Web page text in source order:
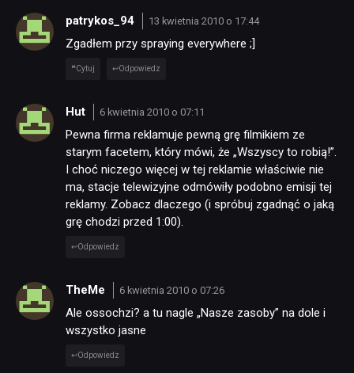
patrykos_94 13 kwietnia 2010 o 17:44
Zgadłem przy spraying everywhere ;]
Cytuj Odpowiedz
Hut 6 kwietnia 2010 o 07:11
Pewna firma reklamuje pewną grę filmikiem ze
starym facetem, który mówi, że „Wszyscy to robią!”.
I choć niczego więcej w tej reklamie właściwie nie
ma, stacje telewizyjne odmówiły podobno emisji tej
reklamy. Zobacz dlaczego (i spróbuj zgadnąć o jaką
grę chodzi przed 1:00).
Odpowiedz
TheMe 6 kwietnia 2010 o 07:26
Ale ossochzi? a tu nagle „Nasze zasoby” na dole i
wszystko jasne
Odpowiedz